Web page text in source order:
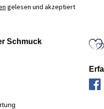
gelesen und akzeptiert
Schmuck